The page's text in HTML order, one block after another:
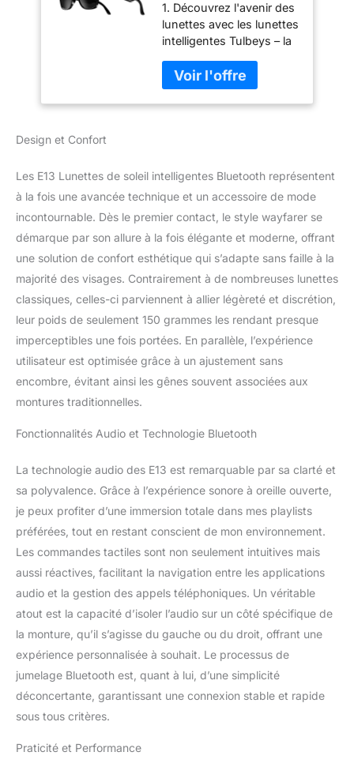
Bluetooth –
Assistant vocal,
expérience sonore
à oreille ouverte,
étanchéité IP65,
micro, haut-
parleurs mains
1. Découvrez l'avenir des
lunettes avec les lunettes
intelligentes Tulbeys – la
style et de technologie
qui améliorera votre vie
quotidienne 2. Ces
soleil intelligentes,
dotées de la technologie
audio à oreilles ouvertes
et d'un assistant vocal
pour une communication
mains libres et une
expérience d'écoute
commodité de la
télécommande de la
caméra et des haut-
parleurs de micro à
sont également équipés
du bruit. 4. Avec
lunettes audio offrent
une connectivité
supérieure et une lecture
ininterrompue jusqu'à 5
heures qui fonctionnent
sans relâche pour vous
offrir une expérience
Offrez à vos yeux la
protection UV400 qu'ils
méritent avec le modèle
G05 qui recommande
femmes, avec des verres
Design et Confort
Les E13 Lunettes de soleil intelligentes Bluetooth représentent
à la fois une avancée technique et un accessoire de mode
incontournable. Dès le premier contact, le style wayfarer se
démarque par son allure à la fois élégante et moderne, offrant
une solution de confort esthétique qui s’adapte sans faille à la
majorité des visages. Contrairement à de nombreuses lunettes
classiques, celles-ci parviennent à allier légèreté et discrétion,
leur poids de seulement 150 grammes les rendant presque
imperceptibles une fois portées. En parallèle, l’expérience
utilisateur est optimisée grâce à un ajustement sans
encombre, évitant ainsi les gênes souvent associées aux
montures traditionnelles.
Fonctionnalités Audio et Technologie Bluetooth
La technologie audio des E13 est remarquable par sa clarté et
sa polyvalence. Grâce à l’expérience sonore à oreille ouverte,
je peux profiter d’une immersion totale dans mes playlists
préférées, tout en restant conscient de mon environnement.
Les commandes tactiles sont non seulement intuitives mais
aussi réactives, facilitant la navigation entre les applications
audio et la gestion des appels téléphoniques. Un véritable
atout est la capacité d’isoler l’audio sur un côté spécifique de
la monture, qu’il s’agisse du gauche ou du droit, offrant une
expérience personnalisée à souhait. Le processus de
jumelage Bluetooth est, quant à lui, d’une simplicité
déconcertante, garantissant une connexion stable et rapide
sous tous critères.
Praticité et Performance